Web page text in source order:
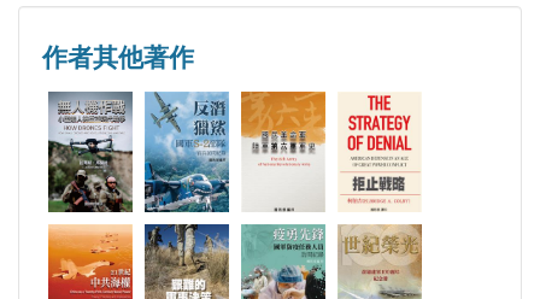
來還改名為「懷生國小」，以資紀念。
2010年，國防部史政編譯室出版了《高空中的勇者：
黑貓中隊口述歷史》。國防部史編室人員走訪散居台
灣、美國兩地的前黑貓隊員，在曾經駕駛U‐2的廿八
位中華民國飛行員中，一共訪問楊世駒、王太佑、華
錫鈞、葉常棣、張立義、莊人亮、王濤、沈宗李、邱
松洲、魏誠、蔡盛雄等十一人，另外還訪問了沒有親
自飛行，但對U‐2任務參與甚多的包炳光、馮海濤、
作者其他著作